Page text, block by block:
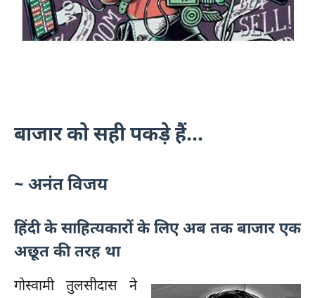
बाजार को सही पकड़े हैं...
~ अनंत विजय
हिंदी के साहित्यकारों के लिए अब तक बाजार एक
अछूत की तरह था
गोस्वामी तुलसीदास ने